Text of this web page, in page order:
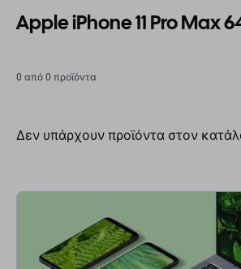
Apple iPhone 11 Pro Max
0 από 0 προϊόντα
Δεν υπάρχουν προϊόντα στον